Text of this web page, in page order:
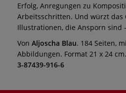
Erfolg, Anregungen zu
Arbeitsschritten. Und würzt das
Illustrationen, die Ansporn sind
Von Aljoscha Blau. 184 Seiten,
Abbildungen. Format 21 x 24
3-87439-916-6